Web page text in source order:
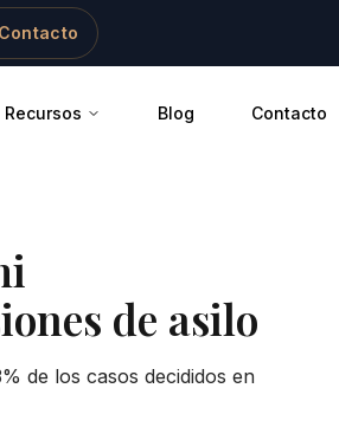
Recursos Blog Contacto
de asilo
de los casos decididos en